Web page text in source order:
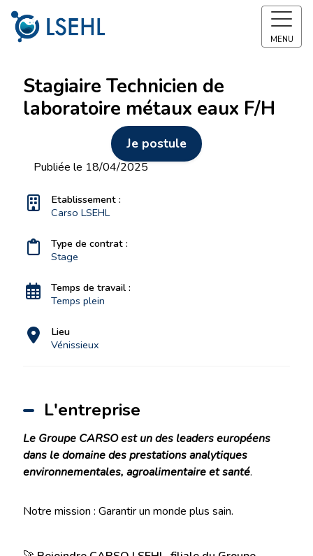
MENU
Stagiaire Technicien de
laboratoire métaux eaux F/H
Je postule
Publiée le 18/04/2025
Etablissement :
Carso LSEHL
Type de contrat :
Stage
Temps de travail :
Temps plein
Lieu
Vénissieux
L'entreprise
Le Groupe CARSO est un des leaders européens
dans le domaine des prestations analytiques
environnementales, agroalimentaire et santé.
Notre mission : Garantir un monde plus sain.